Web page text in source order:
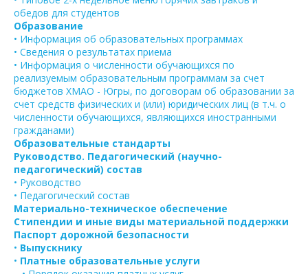
обедов для студентов
Образование
• Информация об образовательных программах
• Сведения о результатах приема
• Информация о численности обучающихся по
реализуемым образовательным программам за счет
бюджетов ХМАО - Югры, по договорам об образовании за
счет средств физических и (или) юридических лиц (в т.ч. о
численности обучающихся, являющихся иностранными
гражданами)
Образовательные стандарты
Руководство. Педагогический (научно-
педагогический) состав
• Руководство
• Педагогический состав
Материально-техническое обеспечение
Стипендии и иные виды материальной поддержки
Паспорт дорожной безопасности
• Выпускнику
• Платные образовательные услуги